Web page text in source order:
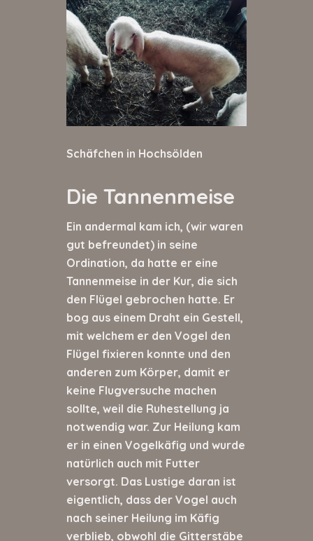
Schäfchen in Hochsölden
Die Tannenmeise
Ein andermal kam ich, (wir waren
gut befreundet) in seine
Ordination, da hatte er eine
Tannenmeise in der Kur, die sich
den Flügel gebrochen hatte. Er
bog aus einem Draht ein Gestell,
mit welchem er den Vogel den
Flügel fixieren konnte und den
anderen zum Körper, damit er
keine Flugversuche machen
sollte, weil die Ruhestellung ja
notwendig war. Zur Heilung kam
er in einen Vogelkäfig und wurde
natürlich auch mit Futter
versorgt. Das Lustige daran ist
eigentlich, dass der Vogel auch
nach seiner Heilung im Käfig
verblieb, obwohl die Gitterstäbe